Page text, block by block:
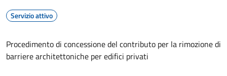
Servizio attivo
Procedimento di concessione del contributo per la rimozione di
barriere architettoniche per edifici privati